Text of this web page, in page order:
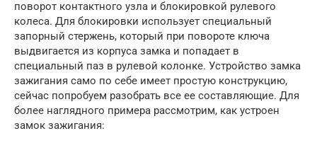
поворот контактного узла и блокировкой рулевого
колеса. Для блокировки использует специальный
запорный стержень, который при повороте ключа
выдвигается из корпуса замка и попадает в
специальный паз в рулевой колонке. Устройство замка
зажигания само по себе имеет простую конструкцию,
сейчас попробуем разобрать все ее составляющие. Для
более наглядного примера рассмотрим, как устроен
замок зажигания: